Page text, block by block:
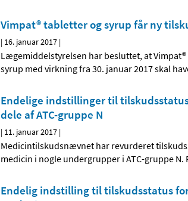
Vimpat® tabletter og syrup får ny
| 16. januar 2017 |
Lægemiddelstyrelsen har besluttet, at
syrup med virkning fra 30. januar 2017 skal
Endelige indstillinger til
dele af ATC-gruppe N
| 11. januar 2017 |
Medicintilskudsnævnet har revurderet
medicin i nogle undergrupper i ATC-gruppe N.
Endelig indstilling til tilskudsstatus